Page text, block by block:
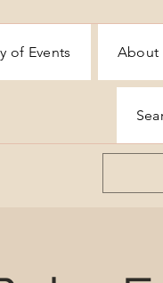
of Events About